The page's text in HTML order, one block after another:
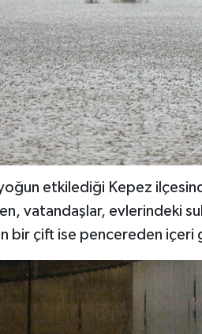
etkilediği Kepez
vatandaşlar, evlerindeki
bir çift ise pencereden içeri